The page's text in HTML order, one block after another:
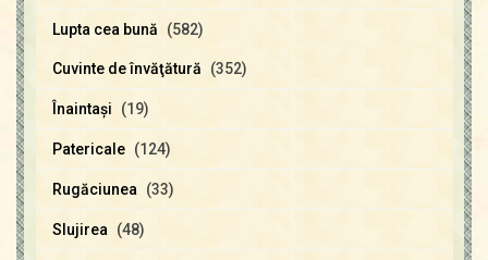
Lupta cea bună (582)
Cuvinte de învăţătură (352)
Înaintaşi (19)
Patericale (124)
Rugăciunea (33)
Slujirea (48)